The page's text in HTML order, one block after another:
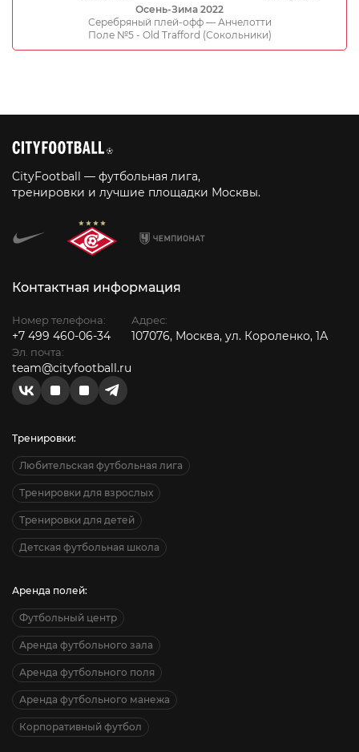
Осень-Зима 2022
Серебряный плей-офф — Анчелотти
Поле №5 - Old Trafford (Сокольники)
CityFootball — футбольная лига,
тренировки и лучшие площадки Москвы.
Контактная информация
Номер телефона:
+7 499 460-06-34
Эл. почта:
team@cityfootball.ru
Адрес:
107076, Москва, ул. Короленко, 1А
Тренировки:
Любительская футбольная лига
Тренировки для взрослых
Тренировки для детей
Детская футбольная школа
Аренда полей:
Футбольный центр
Аренда футбольного зала
Аренда футбольного поля
Аренда футбольного манежа
Корпоративный футбол